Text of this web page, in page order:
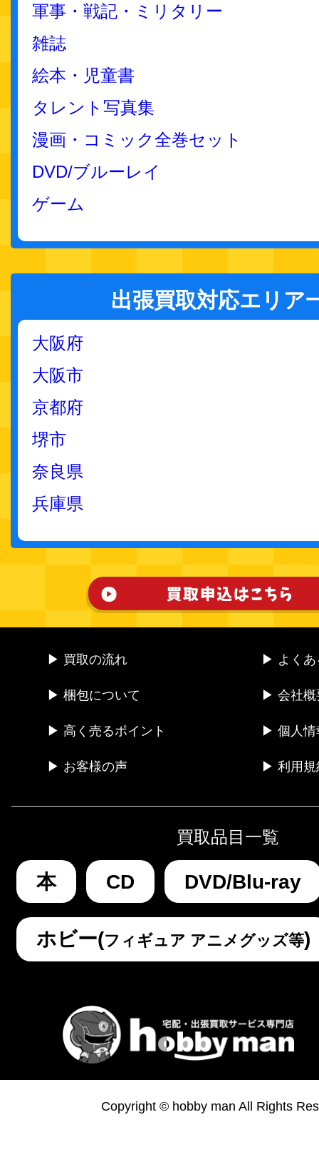
軍事・戦記・ミリタリー
雑誌
絵本・児童書
タレント写真集
漫画・コミック全巻セット
DVD/ブルーレイ
ゲーム
出張買取対応エリア
大阪府
大阪市
京都府
堺市
奈良県
兵庫県
▶ 買取の流れ
▶ 梱包について
▶ 高く売るポイント
▶ お客様の声
▶ よくあ
▶ 会社概
▶ 個人情
▶ 利用規
買取品目一覧
本 CD DVD/Blu-ray
ホビー(フィギュア アニメグッズ等)
Copyright © hobby man All Rights